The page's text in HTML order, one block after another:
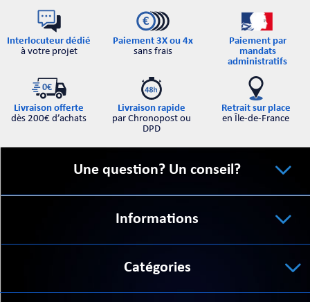
Interlocuteur dédié
à votre projet
Paiement 3X ou 4x
sans frais
Paiement par
mandats
administratifs
Livraison offerte
dès 200€ d’achats
Livraison rapide
par Chronopost ou
DPD
Retrait sur place
en Île-de-France
Une question? Un conseil?
Informations
Catégories